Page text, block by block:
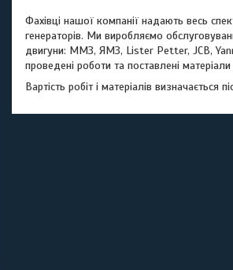
Фахівці нашої компанії надають весь
генераторів. Ми виробляємо
двигуни: ММЗ, ЯМЗ, Lister Petter, JCB,
проведені роботи та поставлені
Вартість робіт і матеріалів